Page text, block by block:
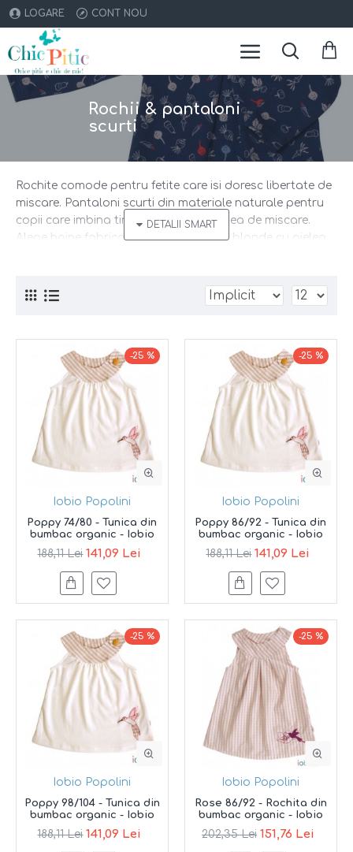
LOGARE CONT NOU
Rochii & pantaloni
scurti
Rochite comode pentru fetite care isi doresc libertate de
miscare. Pantaloni scurti din materiale naturale pentru
copii care imbina tinuta chic si libertatea de miscare.
Alege haine fabricate etic, din tesaturi blande cu pielea.
-25 %
Iobio Popolini
Poppy 74/80 - Tunica din
bumbac organic - Iobio
188,11 Lei 141,09 Lei
-25 %
Iobio Popolini
Poppy 86/92 - Tunica din
bumbac organic - Iobio
188,11 Lei 141,09 Lei
-25 %
Iobio Popolini
Poppy 98/104 - Tunica din
bumbac organic - Iobio
188,11 Lei 141,09 Lei
-25 %
Iobio Popolini
Rose 86/92 - Rochita din
bumbac organic - Iobio
202,35 Lei 151,76 Lei